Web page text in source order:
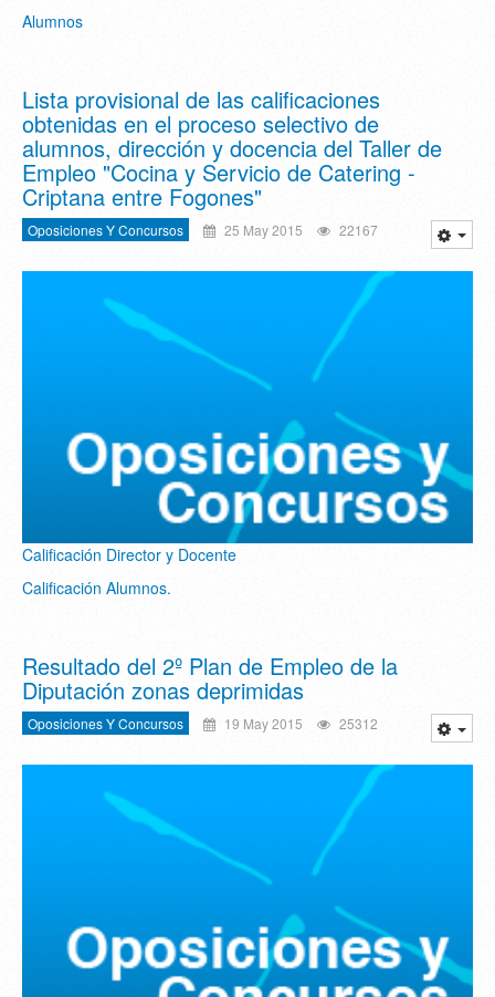
Alumnos
Lista provisional de las calificaciones
obtenidas en el proceso selectivo de
alumnos, dirección y docencia del Taller de
Empleo "Cocina y Servicio de Catering -
Criptana entre Fogones"
Oposiciones Y Concursos 25 May 2015 22167
Calificación Director y Docente
Calificación Alumnos.
Resultado del 2º Plan de Empleo de la
Diputación zonas deprimidas
Oposiciones Y Concursos 19 May 2015 25312